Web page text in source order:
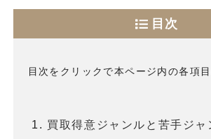
目次
目次をクリックで本ページ内の各項
買取得意ジャンルと苦手ジャ